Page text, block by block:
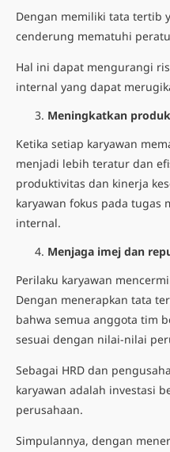
Dengan memiliki tata tertib
cenderung mematuhi
Hal ini dapat mengurangi
internal yang dapat
Meningkatkan
Ketika setiap karyawan
menjadi lebih teratur dan
produktivitas dan kinerja
karyawan fokus pada tugas
internal.
Menjaga imej dan
Perilaku karyawan
Dengan menerapkan tata
bahwa semua anggota tim
sesuai dengan nilai-nilai
Sebagai HRD dan
karyawan adalah investasi
perusahaan.
Simpulannya, dengan